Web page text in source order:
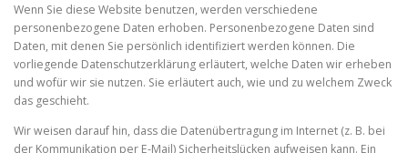
Wenn Sie diese Website benutzen, werden verschiedene
personenbezogene Daten erhoben. Personenbezogene Daten sind
Daten, mit denen Sie persönlich identifiziert werden können. Die
vorliegende Datenschutzerklärung erläutert, welche Daten wir erheben
und wofür wir sie nutzen. Sie erläutert auch, wie und zu welchem Zweck
das geschieht.
Wir weisen darauf hin, dass die Datenübertragung im Internet (z. B. bei
der Kommunikation per E-Mail) Sicherheitslücken aufweisen kann. Ein